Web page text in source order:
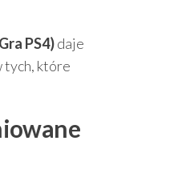
PS4)daje
tych, które